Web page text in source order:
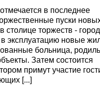
в последнее
пуски
столице торжеств -
эксплуатацию новые
больница,
Затем состоится
примут участие
[...]